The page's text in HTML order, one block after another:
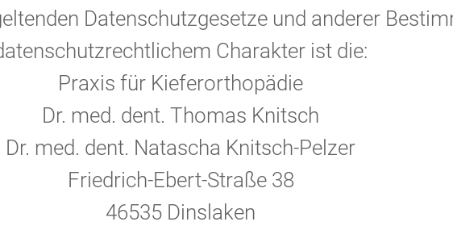
Optin-
Datenschutzgesetze und anderer
Charakter ist die:
Praxis für Kieferorthopädie
Dr. med. dent. Thomas Knitsch
Dr. med. dent. Natascha Knitsch-Pelzer
Friedrich-Ebert-Straße 38
46535 Dinslaken